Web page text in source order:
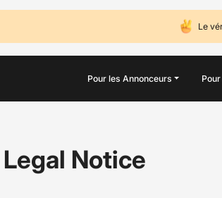
Le
Pour les Annonceurs
Legal Notice